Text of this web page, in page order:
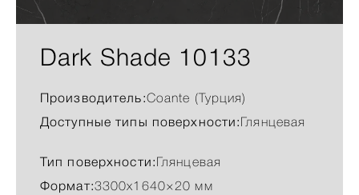
Dark Shade 10133
Производитель:Сoante (Турция)
Доступные типы поверхности: Глянцевая
Тип поверхности: Глянцевая
Формат:3300x1640×20 мм